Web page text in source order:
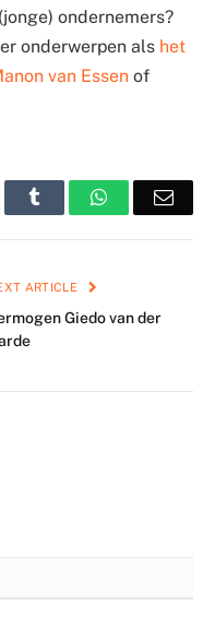
ondernemers?
onderwerpen als het
van Essen of
Tumblr WhatsApp
ARTICLE
Giedo van der